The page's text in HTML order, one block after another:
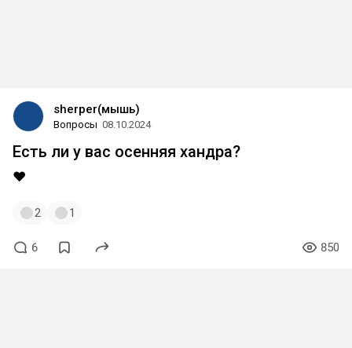
sherper(мышь)
Вопросы 08.10.2024
Есть ли у вас осенняя хандра?
❤
2 1
6 850